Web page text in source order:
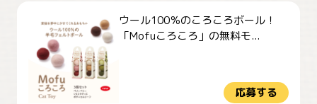
ウール100％のころころボール！
「Mofuころころ」の無料モ...
応募する